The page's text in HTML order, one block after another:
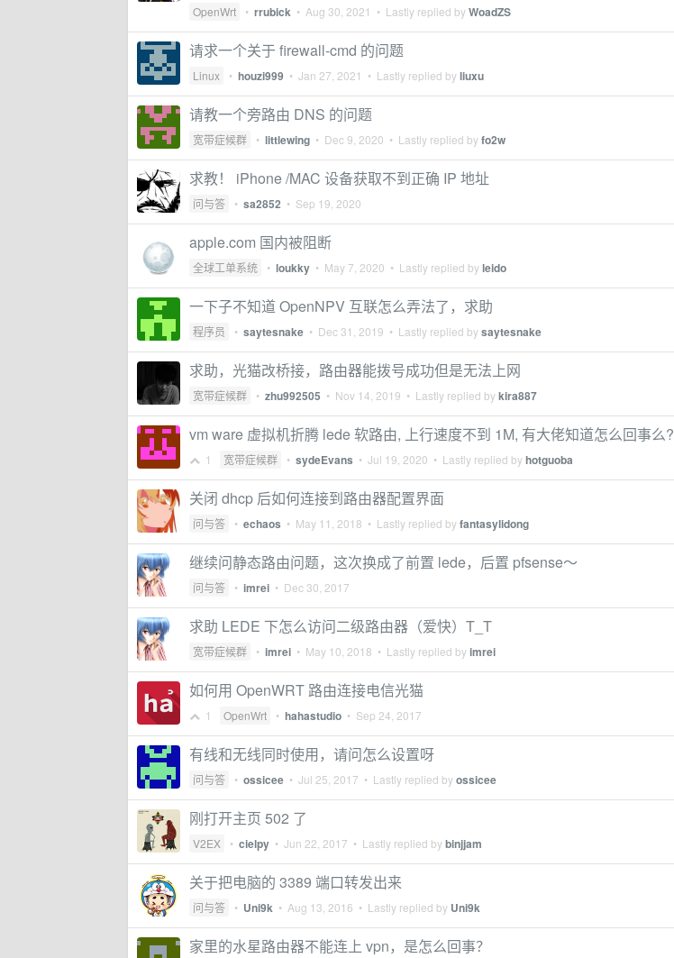
OpenWrt • rrubick • Aug 30, 2021 • Lastly replied byWoadZS
请求一个关于 firewall-cmd 的问题
Linux • houzi999 • Jan 27, 2021 • Lastly replied byliuxu
请教一个旁路由 DNS 的问题
宽带症候群 • littlewing • Dec 9, 2020 • Lastly replied byfo2w
求教！ iPhone /MAC 设备获取不到正确 IP 地址
问与答 • sa2852 • Sep 19, 2020
apple.com 国内被阻断
全球工单系统 • loukky • May 7, 2020 • Lastly replied byleido
一下子不知道 OpenNPV 互联怎么弄法了，求助
程序员 • saytesnake • Dec 31, 2019 • Lastly replied bysaytesnake
求助，光猫改桥接，路由器能拨号成功但是无法上网
宽带症候群 • zhu992505 • Nov 14, 2019 • Lastly replied bykira887
vm ware 虚拟机折腾 lede 软路由, 上行速度不到 1M, 有大佬知道怎么回事么?
1 宽带症候群 • sydeEvans • Jul 19, 2020 • Lastly replied byhotguoba
关闭 dhcp 后如何连接到路由器配置界面
问与答 • echaos • May 11, 2018 • Lastly replied byfantasylidong
继续问静态路由问题，这次换成了前置 lede，后置 pfsense～
问与答 • imrei • Dec 30, 2017
求助 LEDE 下怎么访问二级路由器（爱快）T_T
宽带症候群 • imrei • May 10, 2018 • Lastly replied byimrei
如何用 OpenWRT 路由连接电信光猫
1 OpenWrt • hahastudio • Sep 24, 2017
有线和无线同时使用，请问怎么设置呀
问与答 • ossicee • Jul 25, 2017 • Lastly replied byossicee
刚打开主页 502 了
V2EX • cielpy • Jun 22, 2017 • Lastly replied bybinjjam
关于把电脑的 3389 端口转发出来
问与答 • Uni9k • Aug 13, 2016 • Lastly replied by Uni9k
家里的水星路由器不能连上 vpn，是怎么回事？